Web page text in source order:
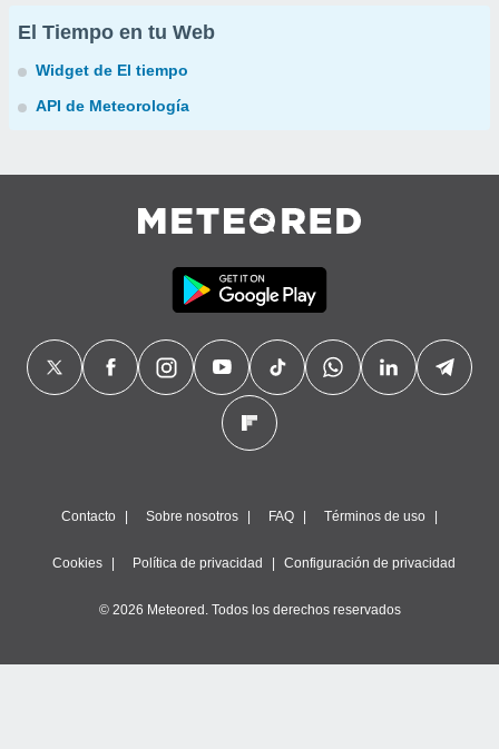
El Tiempo en tu Web
Widget de El tiempo
API de Meteorología
Contacto Sobre nosotros FAQ Términos de uso
Cookies Política de privacidad Configuración de privacidad
© 2026 Meteored. Todos los derechos reservados